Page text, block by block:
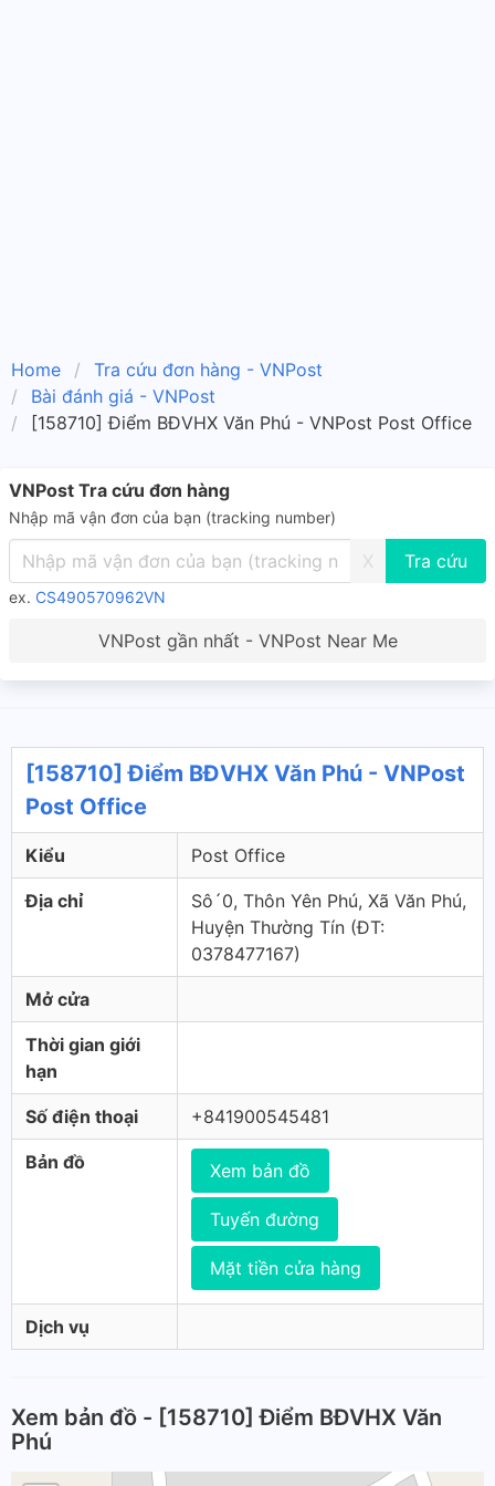
Home
Tra cứu đơn hàng - VNPost
Bài đánh giá - VNPost
[158710] Điểm BĐVHX Văn Phú - VNPost Post Office
VNPost Tra cứu đơn hàng
Nhập mã vận đơn của bạn (tracking number)
X
ex. CS490570962VN
VNPost gần nhất - VNPost Near Me
[158710] Điểm BĐVHX Văn Phú - VNPost
Post Office
Kiểu Post Office
Địa chỉ
Sô´0, Thôn Yên Phú, Xã Văn Phú,
Huyện Thường Tín (ÐT:
0378477167)
Mở cửa
Thời gian giới
hạn
Số điện thoại +841900545481
Bản đồ Xem bản đồ
Tuyến đường
Mặt tiền cửa hàng
Dịch vụ
Xem bản đồ - [158710] Điểm BĐVHX Văn
Phú